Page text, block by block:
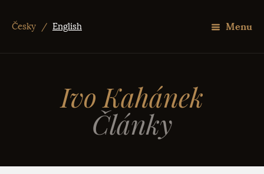
Menu
Česky / English
Ivo Kahánek
Články